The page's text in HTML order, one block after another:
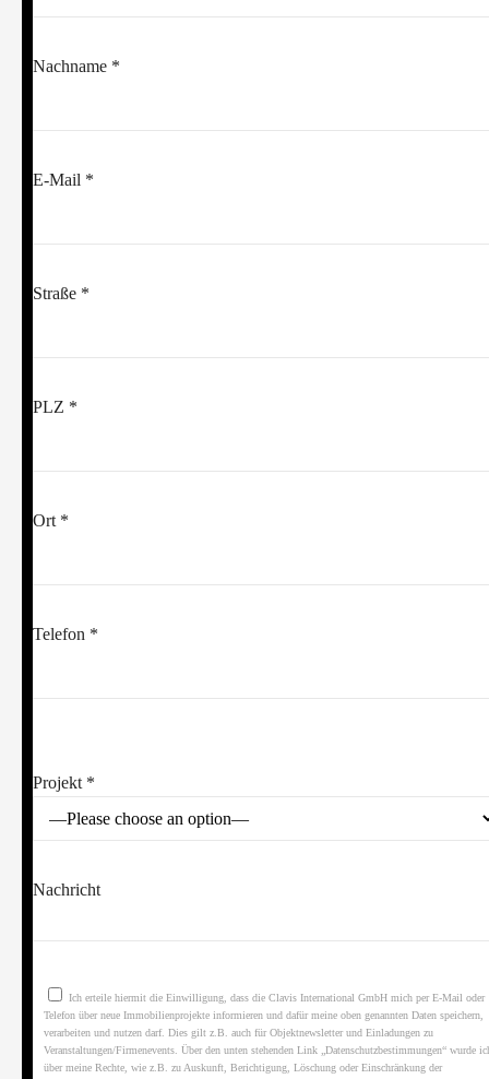
Nachname *
E-Mail *
Straße *
PLZ *
Ort *
Telefon *
Projekt *
Nachricht
Ich erteile hiermit die Einwilligung, dass die Clavis International GmbH mich per E-Mail oder
Telefon über neue Immobilienprojekte informieren und dafür meine oben genannten Daten speichern,
verarbeiten und nutzen darf. Dies gilt z.B. auch für Objektnewsletter und Einladungen zu
Veranstaltungen/Firmenevents. Über den unten stehenden Link „Datenschutzbestimmungen“ wurde
über meine Rechte, wie z.B. zu Auskunft, Berichtigung, Löschung oder Einschränkung der